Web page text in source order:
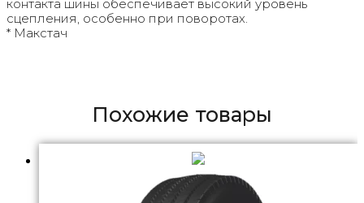
контакта шины обеспечивает высокий уровень
сцепления, особенно при поворотах.
* Макстач
Похожие товары